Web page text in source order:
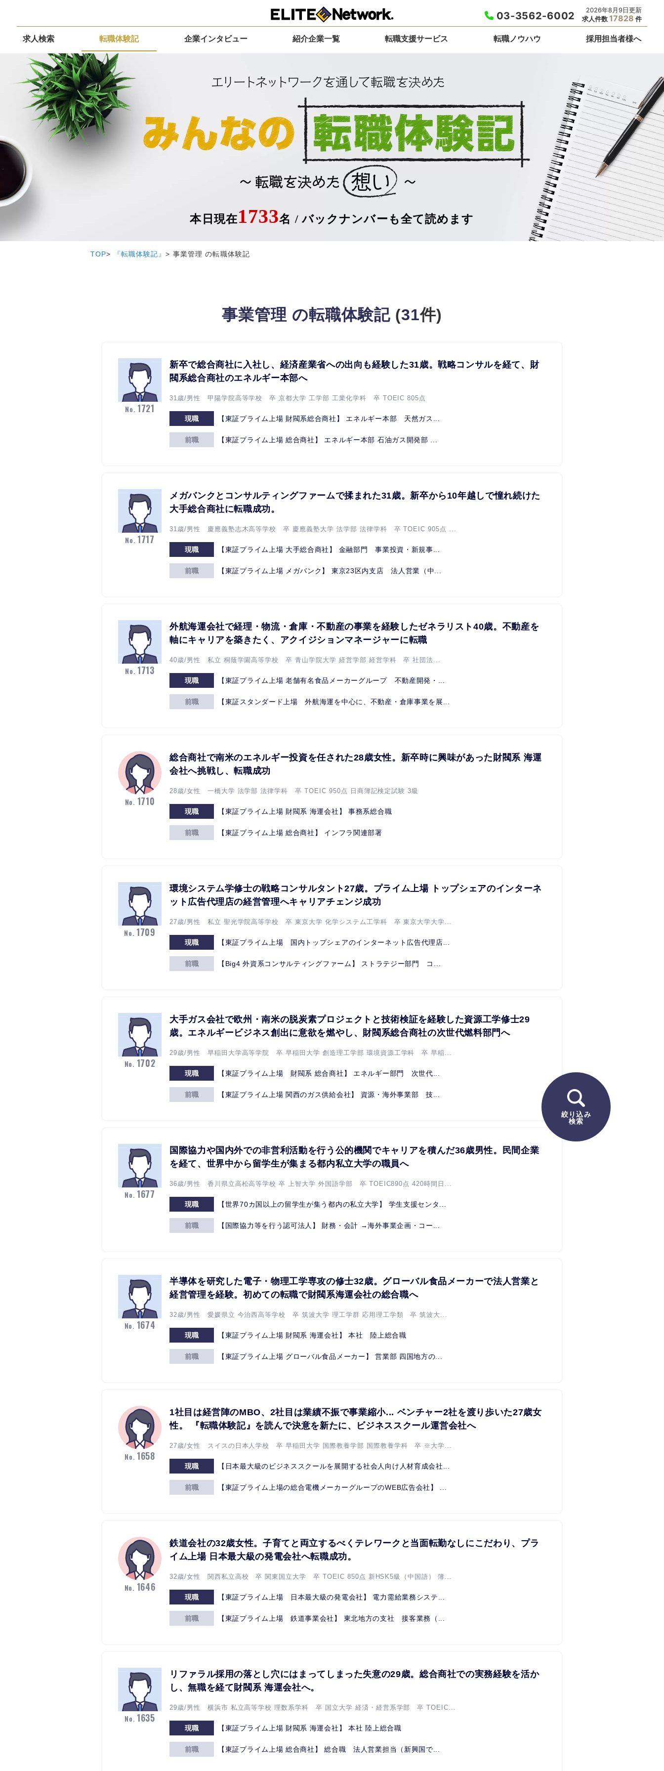
2026年8月9日更新
求人件数 17828 件
03-3562-6002
求人検索 転職体験記 企業インタビュー 紹介企業一覧 転職支援サービス 転職ノウハウ 採用担当者様へ
絞り込み
検索
本日現在1733名 /バックナンバーも全て読めます
TOP 『転職体験記』 事業管理 の転職体験記
事業管理 の転職体験記 (31件)
No. 1721
新卒で総合商社に入社し、経済産業省への出向も経験した31歳。戦略コンサルを経て、財
閥系総合商社のエネルギー本部へ
31歳/男性 甲陽学院高等学校 卒 京都大学 工学部 工業化学科 卒 TOEIC 805点
現職 【東証プライム上場 財閥系総合商社】 エネルギー本部 天然ガス...
前職 【東証プライム上場 総合商社】 エネルギー本部 石油ガス開発部 ...
No. 1717
メガバンクとコンサルティングファームで揉まれた31歳。新卒から10年越しで憧れ続けた
大手総合商社に転職成功。
31歳/男性 慶應義塾志木高等学校 卒 慶應義塾大学 法学部 法律学科 卒 TOEIC 905点 ...
現職 【東証プライム上場 大手総合商社】 金融部門 事業投資・新規事...
前職 【東証プライム上場 メガバンク】 東京23区内支店 法人営業（中...
No. 1713
外航海運会社で経理・物流・倉庫・不動産の事業を経験したゼネラリスト40歳。不動産を
軸にキャリアを築きたく、アクイジションマネージャーに転職
40歳/男性 私立 桐蔭学園高等学校 卒 青山学院大学 経営学部 経営学科 卒 社団法...
現職 【東証プライム上場 老舗有名食品メーカーグループ 不動産開発・...
前職 【東証スタンダード上場 外航海運を中心に、不動産・倉庫事業を展...
No. 1710
総合商社で南米のエネルギー投資を任された28歳女性。新卒時に興味があった財閥系 海運
会社へ挑戦し、転職成功
28歳/女性 一橋大学 法学部 法律学科 卒 TOEIC 950点 日商簿記検定試験 3級
現職 【東証プライム上場 財閥系 海運会社】 事務系総合職
前職 【東証プライム上場 総合商社】 インフラ関連部署
No. 1709
環境システム学修士の戦略コンサルタント27歳。プライム上場 トップシェアのインターネ
ット広告代理店の経営管理へキャリアチェンジ成功
27歳/男性 私立 聖光学院高等学校 卒 東京大学 化学システム工学科 卒 東京大学大学...
現職 【東証プライム上場 国内トップシェアのインターネット広告代理店...
前職 【Big4 外資系コンサルティングファーム】 ストラテジー部門 コ...
No. 1702
大手ガス会社で欧州・南米の脱炭素プロジェクトと技術検証を経験した資源工学修士29
歳。エネルギービジネス創出に意欲を燃やし、財閥系総合商社の次世代燃料部門へ
29歳/男性 早稲田大学高等学院 卒 早稲田大学 創造理工学部 環境資源工学科 卒 早稲...
現職 【東証プライム上場 財閥系 総合商社】 エネルギー部門 次世代...
前職 【東証プライム上場 関西のガス供給会社】 資源・海外事業部 技...
No. 1677
国際協力や国内外での非営利活動を行う公的機関でキャリアを積んだ36歳男性。民間企業
を経て、世界中から留学生が集まる都内私立大学の職員へ
36歳/男性 香川県立高松高等学校 卒 上智大学 外国語学部 卒 TOEIC890点 420時間日...
現職 【世界70カ国以上の留学生が集う都内の私立大学】 学生支援センタ...
前職 【国際協力等を行う認可法人】 財務・会計 →海外事業企画・コー...
No. 1674
半導体を研究した電子・物理工学専攻の修士32歳。グローバル食品メーカーで法人営業と
経営管理を経験。初めての転職で財閥系海運会社の総合職へ
32歳/男性 愛媛県立 今治西高等学校 卒 筑波大学 理工学群 応用理工学類 卒 筑波大...
現職 【東証プライム上場 財閥系 海運会社】 本社 陸上総合職
前職 【東証プライム上場 グローバル食品メーカー】 営業部 四国地方の...
No. 1658
1社目は経営陣のMBO、2社目は業績不振で事業縮小... ベンチャー2社を渡り歩いた27歳女
性。 『転職体験記』を読んで決意を新たに、ビジネススクール運営会社へ
27歳/女性 スイスの日本人学校 卒 早稲田大学 国際教養学部 国際教養学科 卒 ※大学...
現職 【日本最大級のビジネススクールを展開する社会人向け人材育成会社...
前職 【東証プライム上場の総合電機メーカーグループのWEB広告会社】 ...
No. 1646
鉄道会社の32歳女性。子育てと両立するべくテレワークと当面転勤なしにこだわり、プラ
イム上場 日本最大級の発電会社へ転職成功。
32歳/女性 関西私立高校 卒 関東国立大学 卒 TOEIC 850点 新HSK5級（中国語） 簿...
現職 【東証プライム上場 日本最大級の発電会社】 電力需給業務システ...
前職 【東証プライム上場 鉄道事業会社】 東北地方の支社 接客業務（...
No. 1635
リファラル採用の落とし穴にはまってしまった失意の29歳。総合商社での実務経験を活か
し、無職を経て財閥系 海運会社へ。
29歳/男性 横浜市 私⽴⾼等学校 理数系学科 卒 国⽴⼤学 経済・経営系学部 卒 TOEIC...
現職 【東証プライム上場 財閥系 海運会社】 本社 陸上総合職
前職 【東証プライム上場 総合商社】 総合職 法人営業担当（新興国で...